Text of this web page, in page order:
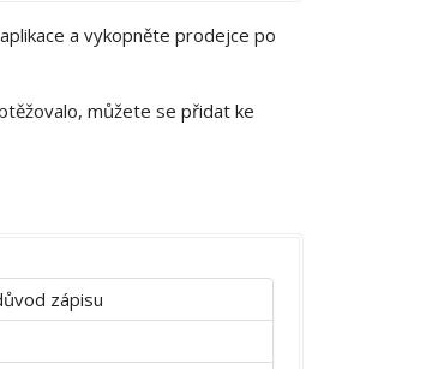
a vykopněte prodejce po
můžete se přidat ke
zápisu